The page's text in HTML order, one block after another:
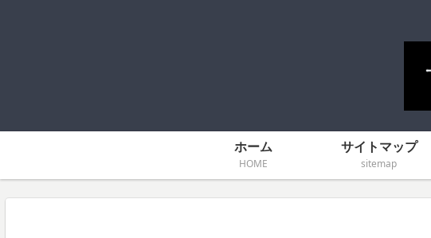
ホーム
HOME
サイトマップ
sitemap